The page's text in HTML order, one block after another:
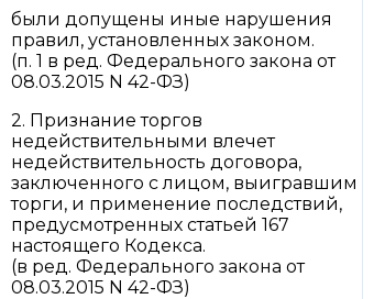
были допущены иные нарушения
правил, установленных законом.
(п. 1 в ред. Федерального закона от
08.03.2015 N 42-ФЗ)
2. Признание торгов
недействительными влечет
недействительность договора,
заключенного с лицом, выигравшим
торги, и применение последствий,
предусмотренных статьей 167
настоящего Кодекса.
(в ред. Федерального закона от
08.03.2015 N 42-ФЗ)